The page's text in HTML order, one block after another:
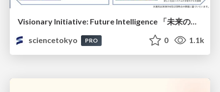
Visionary Initiative: Future Intelligence 「未来の知性と社会の礎を築く」｜Science Tokyo（東京科学大学）
sciencetokyo
PRO 0 1.1k